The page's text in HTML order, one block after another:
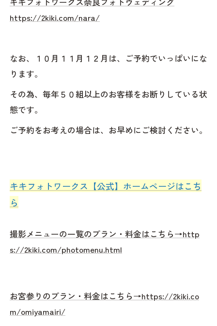
https://2kiki.com/nara/
なお、１０月１１月１２月は、ご予約でいっぱいにな
ります。
その為、毎年５０組以上のお客様をお断りしている状
態です。
ご予約をお考えの場合は、お早めにご検討ください。
キキフォトワークス【公式】ホームページはこち
ら
撮影メニューの一覧のプラン・料金はこちら→http
s://2kiki.com/photomenu.html
お宮参りのプラン・料金はこちら→https://2kiki.co
m/omiyamairi/